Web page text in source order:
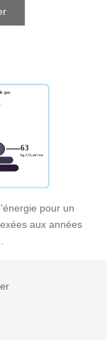
pour un
aux années